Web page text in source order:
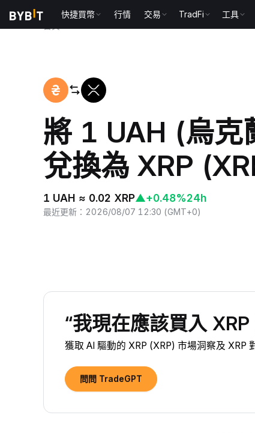
快捷買幣 行情 交易 TradFi 工具
將 1 UAH (烏克
兌換為 XRP
1 UAH ≈ 0.02 XRP▲+0.48%24h
最近更新 ： 2026/08/07 12:30 (GMT+0)
“我現在應該買入
獲取 AI 驅動的 XRP (XRP) 市場洞察及 XRP
問問 TradeGPT